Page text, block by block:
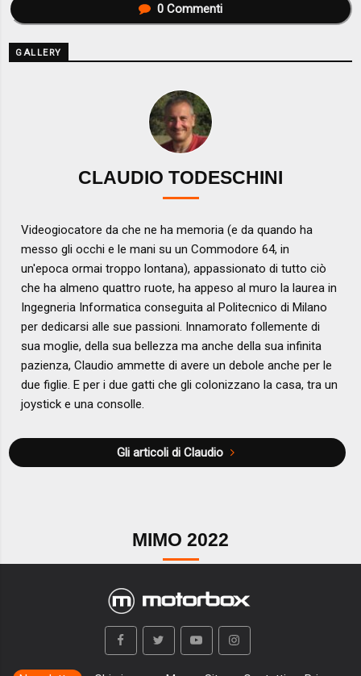
0Commenti
GALLERY
CLAUDIO TODESCHINI
Videogiocatore da che ne ha memoria (e da quando ha
messo gli occhi e le mani su un Commodore 64, in
un'epoca ormai troppo lontana), appassionato di tutto ciò
che ha almeno quattro ruote, ha appeso al muro la laurea in
Ingegneria Informatica conseguita al Politecnico di Milano
per dedicarsi alle sue passioni. Innamorato follemente di
sua moglie, della sua bellezza ma anche della sua infinita
pazienza, Claudio ammette di avere un debole anche per le
due figlie. E per i due gatti che gli colonizzano la casa, tra un
joystick e una consolle.
Gli articoli di Claudio
MIMO 2022